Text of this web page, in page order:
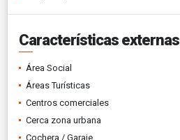
Características externas
Área Social
Áreas Turísticas
Centros comerciales
Cerca zona urbana
Cochera / Garaje